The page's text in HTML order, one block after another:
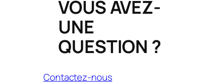
VOUS AVEZ-
UNE
QUESTION ?
Contactez-nous